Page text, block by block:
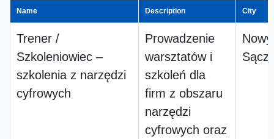
Name Description City
Trener /
Szkoleniowiec –
szkolenia z narzędzi
cyfrowych
Prowadzenie
warsztatów i
szkoleń dla
firm z obszaru
narzędzi
cyfrowych oraz
Nowy
Sącz